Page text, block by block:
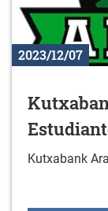
2023/12/07
Kutxabank